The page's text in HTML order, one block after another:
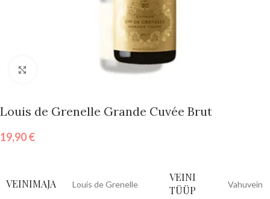
Vajuta suurendamiseks
Louis de Grenelle Grande Cuvée Brut
19,90€
VEINIMAJA Louis de Grenelle
VEINI
TÜÜP
Vahuvein